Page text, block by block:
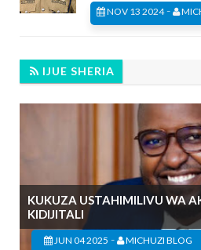
NOV 13 2024-
IJUE SHERIA
KUKUZA USTAHIMILIVU WA
KIDIJITALI
JUN 04 2025 - MICHUZI BLOG